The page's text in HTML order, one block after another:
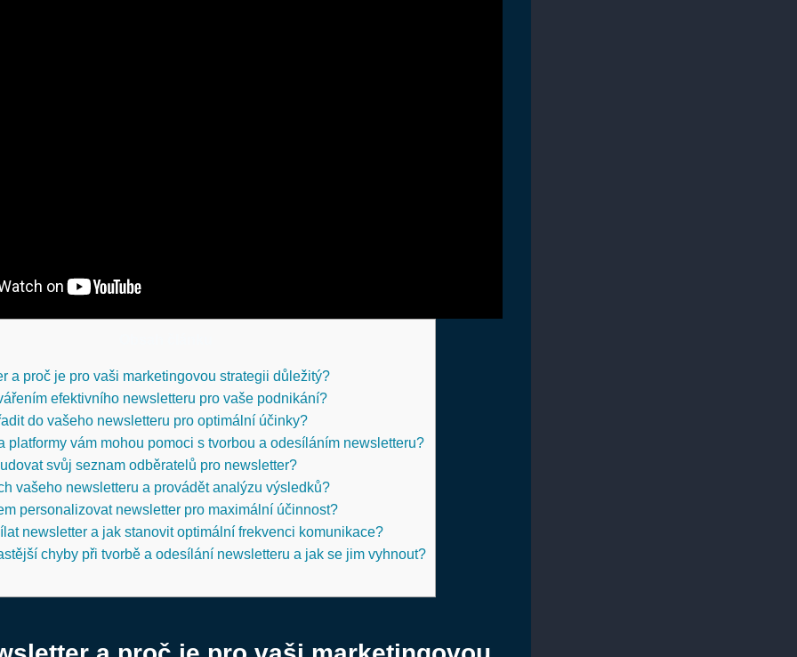
a proč je pro vaši marketingovou strategii důležitý?
efektivního newsletteru pro vaše podnikání?
do vašeho newsletteru pro optimální účinky?
platformy vám mohou pomoci s tvorbou a odesíláním newsletteru?
svůj seznam odběratelů pro newsletter?
vašeho newsletteru a provádět analýzu výsledků?
personalizovat newsletter pro maximální účinnost?
newsletter a jak stanovit optimální frekvenci komunikace?
chyby při tvorbě a odesílání newsletteru a jak se jim vyhnout?